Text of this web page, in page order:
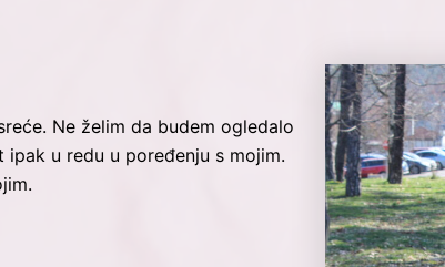
Ne želim da budem ogledalo
u redu u poređenju s mojim.